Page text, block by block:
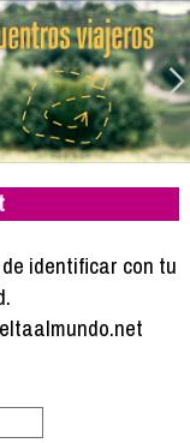
identificar con tu